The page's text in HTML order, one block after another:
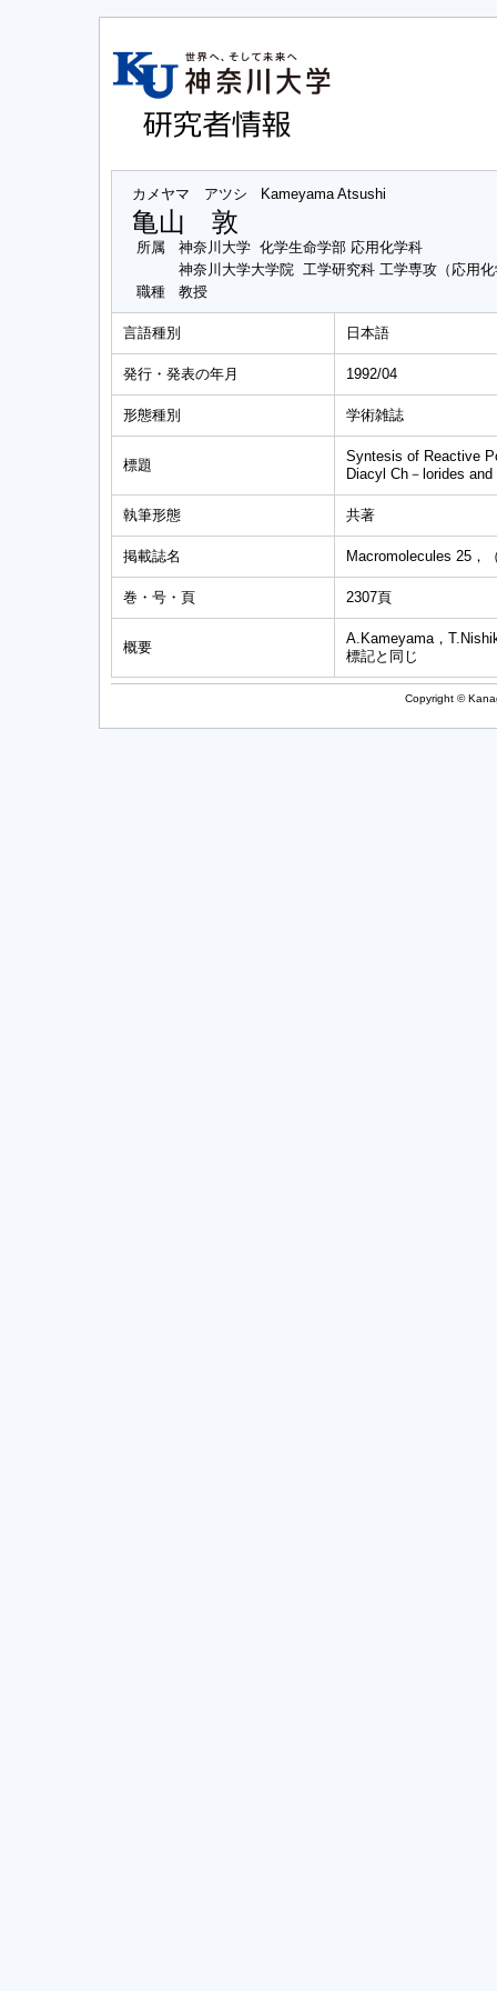
カメヤマ アツシ Kameyama Atsushi
亀山 敦
所属
神奈川大学 化学生命学部 応用化学科
神奈川大学大学院 工学研究科 工学専攻（応用
職種
教授
言語種別 日本語
発行・発表の年月 1992/04
形態種別 学術雑誌
標題
Syntesis of Reactive
Diacyl Ch－lorides
執筆形態 共著
掲載誌名 Macromolecules 25，
巻・号・頁 2307頁
概要
A.Kameyama，
標記と同じ
Copyright ©